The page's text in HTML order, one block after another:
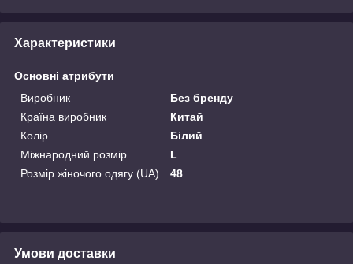
Характеристики
Основні атрибути
Виробник
Без бренду
Країна виробник
Китай
Колір
Білий
Міжнародний розмір
L
Розмір жіночого одягу (UA)
48
Умови доставки